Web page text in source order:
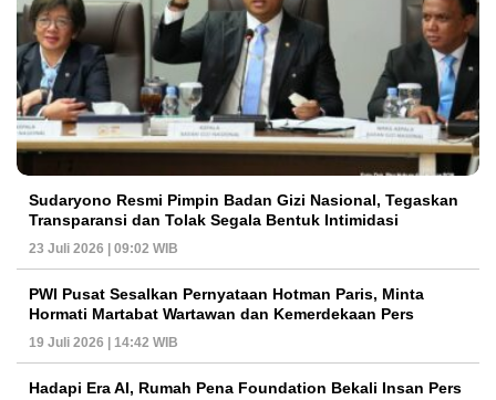
Sudaryono Resmi Pimpin Badan Gizi Nasional, Tegaskan
Transparansi dan Tolak Segala Bentuk Intimidasi
23 Juli 2026 | 09:02 WIB
PWI Pusat Sesalkan Pernyataan Hotman Paris, Minta
Hormati Martabat Wartawan dan Kemerdekaan Pers
19 Juli 2026 | 14:42 WIB
Hadapi Era AI, Rumah Pena Foundation Bekali Insan Pers